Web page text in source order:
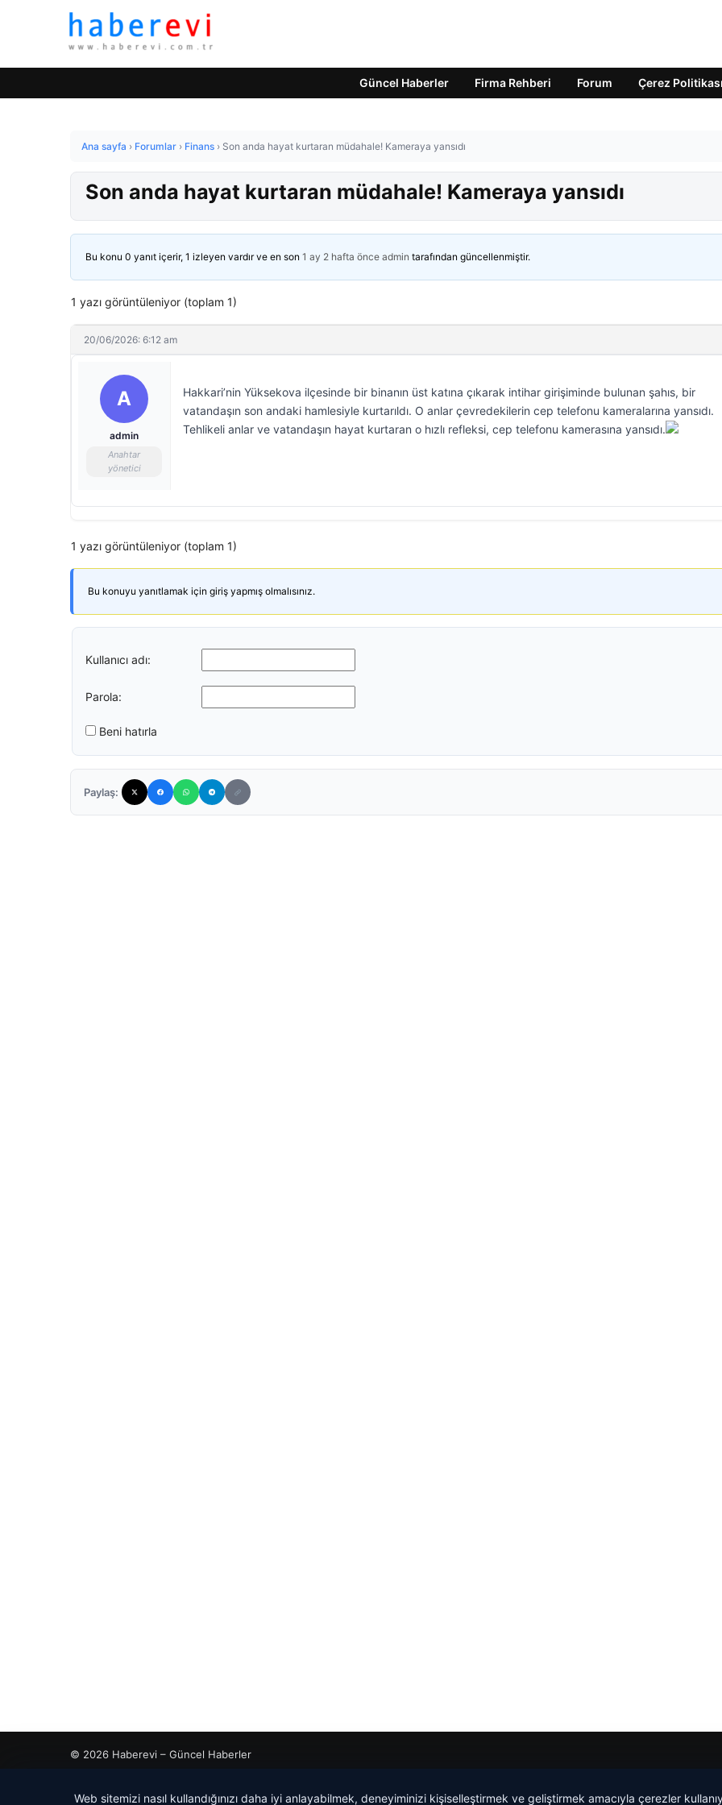
Güncel Haberler Firma Rehberi Forum Çerez Politikası
Ana sayfa › Forumlar › Finans › Son anda hayat kurtaran müdahale! Kameraya yansıdı
Son anda hayat kurtaran müdahale! Kameraya yansıdı
Bu konu 0 yanıt içerir, 1 izleyen vardır ve en son 1 ay 2 hafta önce admin tarafından güncellenmiştir.
1 yazı görüntüleniyor (toplam 1)
20/06/2026: 6:12 am
A
admin
Anahtar
yönetici
Hakkari’nin Yüksekova ilçesinde bir binanın üst katına çıkarak intihar girişiminde bulunan şahıs, bir
vatandaşın son andaki hamlesiyle kurtarıldı. O anlar çevredekilerin cep telefonu kameralarına yansıdı.
Tehlikeli anlar ve vatandaşın hayat kurtaran o hızlı refleksi, cep telefonu kamerasına yansıdı.
1 yazı görüntüleniyor (toplam 1)
Bu konuyu yanıtlamak için giriş yapmış olmalısınız.
Kullanıcı adı:
Parola:
Beni hatırla
Paylaş:
© 2026 Haberevi – Güncel Haberler
Web sitemizi nasıl kullandığınızı daha iyi anlayabilmek, deneyiminizi kişiselleştirmek ve geliştirmek amacıyla çerezler